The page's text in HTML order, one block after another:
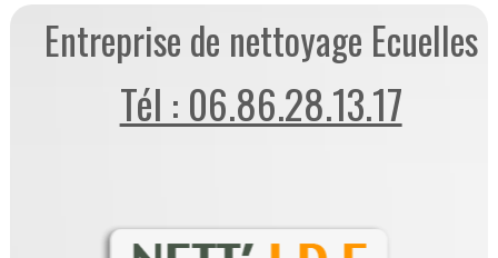
Entreprise de nettoyage Ecuelles
Tél : 06.86.28.13.17